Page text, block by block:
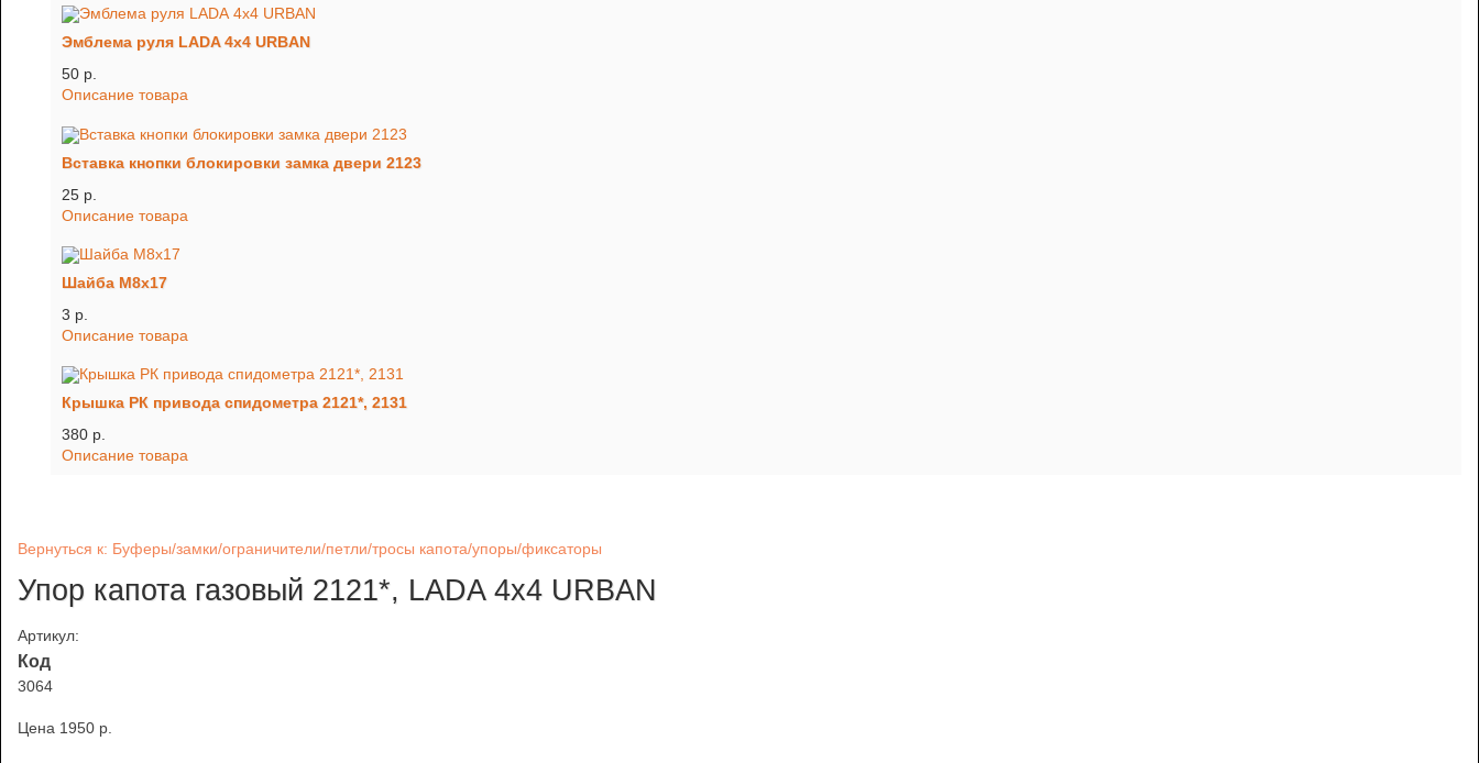
Эмблема руля LADA 4x4 URBAN
50 p.
Описание товара
Вставка кнопки блокировки замка двери 2123
25 p.
Описание товара
Шайба М8х17
3 p.
Описание товара
Крышка РК привода спидометра 2121*, 2131
380 p.
Описание товара
Вернуться к: Буферы/замки/ограничители/петли/тросы капота/упоры/фиксаторы
Упор капота газовый 2121*, LADA 4x4 URBAN
Артикул:
Код
3064
Цена 1950 p.